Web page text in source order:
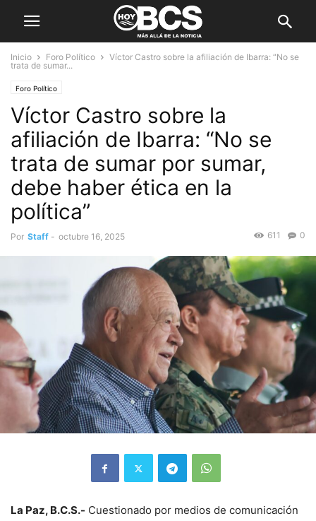
Inicio Foro Político
Víctor Castro sobre la afiliación de Ibarra: “No se
trata de sumar...
Foro Político
Víctor Castro sobre la
afiliación de Ibarra: “No se
trata de sumar por sumar,
debe haber ética en la
política”
Por Staff - octubre 16, 2025 0
611
La Paz, B.C.S.- Cuestionado por medios de comunicación